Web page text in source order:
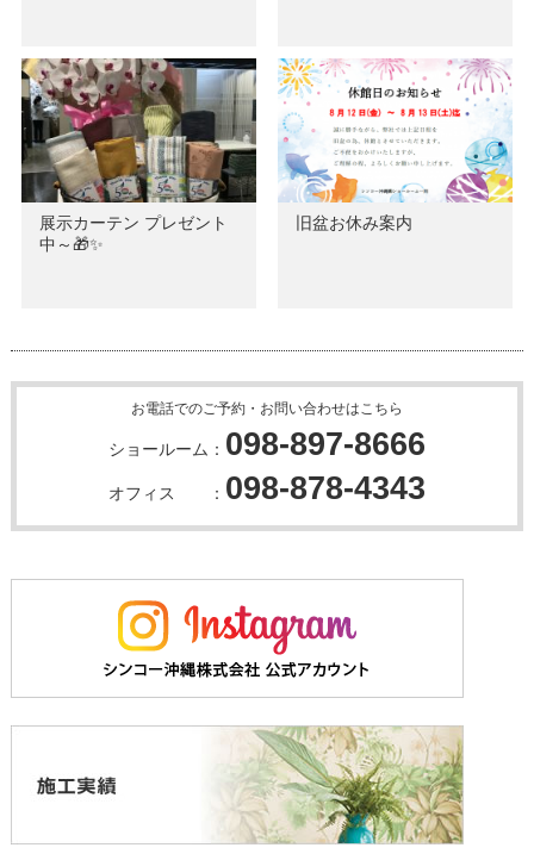
展示カーテン プレゼント
中～🎁✨
旧盆お休み案内
お電話でのご予約・お問い合わせはこちら
ショールーム： 098-897-8666
オフィス ： 098-878-4343